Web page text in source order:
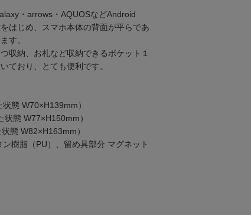
・arrows・AQUOSなどAndroid
はじめ、スマホ本体の背面が平らであ
す。
収納、お札など収納できるポケット１
ており、とても便利です。
態 W70×H139mm）
態 W77×H150mm）
態 W82×H163mm）
樹脂（PU）、留め具部分 マグネット